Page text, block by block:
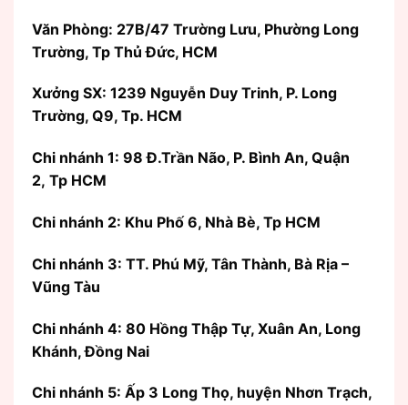
Văn Phòng: 27B/47 Trường Lưu, Phường Long
Trường, Tp Thủ Đức, HCM
Xưởng SX: 1239 Nguyễn Duy Trinh, P. Long
Trường, Q9, Tp. HCM
Chi nhánh 1: 98 Đ.Trần Não, P. Bình An, Quận
2, Tp HCM
Chi nhánh 2: Khu Phố 6, Nhà Bè, Tp HCM
Chi nhánh 3: TT. Phú Mỹ, Tân Thành, Bà Rịa –
Vũng Tàu
Chi nhánh 4: 80 Hồng Thập Tự, Xuân An, Long
Khánh, Đồng Nai
Chi nhánh 5: Ấp 3 Long Thọ, huyện Nhơn Trạch,